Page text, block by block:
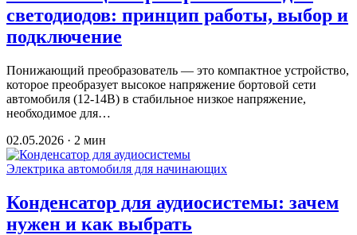
светодиодов: принцип работы, выбор и
подключение
Понижающий преобразователь — это компактное устройство,
которое преобразует высокое напряжение бортовой сети
автомобиля (12-14В) в стабильное низкое напряжение,
необходимое для…
02.05.2026 · 2 мин
Электрика автомобиля для начинающих
Конденсатор для аудиосистемы: зачем
нужен и как выбрать